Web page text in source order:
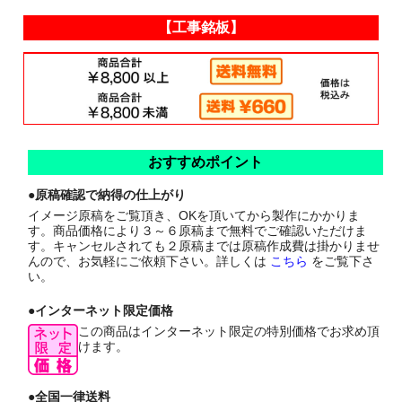
【工事銘板】
おすすめポイント
●原稿確認で納得の仕上がり
イメージ原稿をご覧頂き、OKを頂いてから製作にかかりま
す。商品価格により３～６原稿まで無料でご確認いただけま
す。キャンセルされても２原稿までは原稿作成費は掛かりませ
んので、お気軽にご依頼下さい。詳しくは こちら をご覧下さ
い。
●インターネット限定価格
この商品はインターネット限定の特別価格でお求め頂
けます。
●全国一律送料